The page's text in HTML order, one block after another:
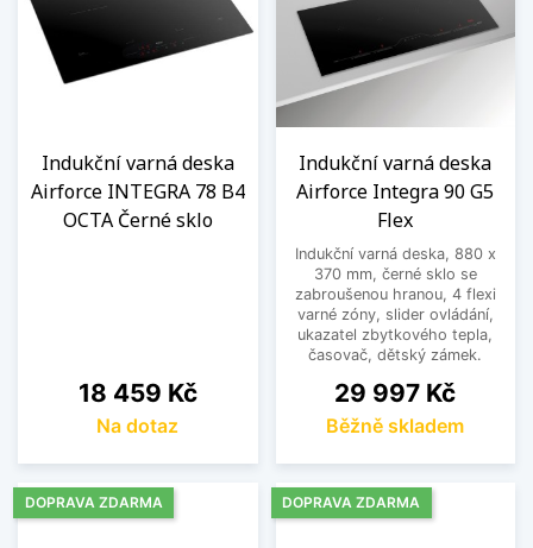
Indukční varná deska
Airforce INTEGRA 78 B4
OCTA Černé sklo
Cena
18 459 Kč
Na dotaz
Indukční varná deska
Airforce Integra 90 G5
Flex
Indukční varná deska, 880 x
370 mm, černé sklo se
zabroušenou hranou, 4 flexi
varné zóny, slider ovládání,
ukazatel zbytkového tepla,
časovač, dětský zámek.
Cena
29 997 Kč
Běžně skladem
DOPRAVA ZDARMA DOPRAVA ZDARMA